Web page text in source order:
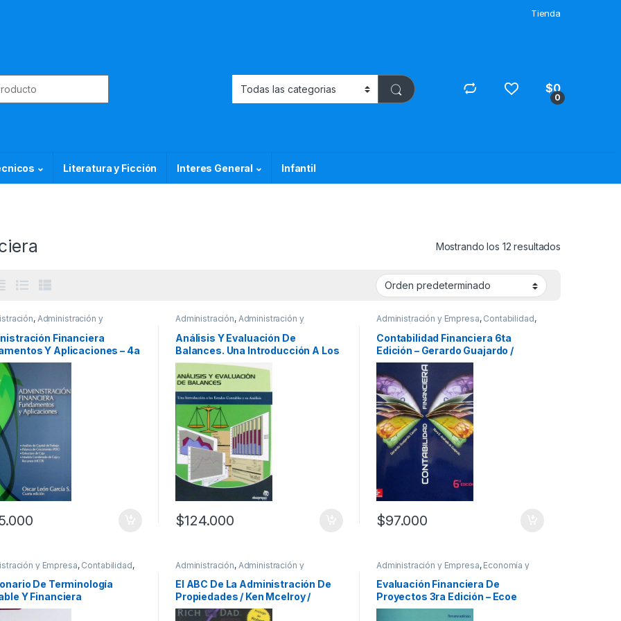
Tienda
0
$0
Literatura y Ficción Interes General Infantil
Mostrando los 12 resultados
, Administración y
Economía y Finanzas
y tecnicos
Financiera
Y Aplicaciones – 4a
/ Oscar León García
Administración, Administración y
Economía y
Finanzas,Profesionales y tecnicos
Análisis Y Evaluación De
Balances. Una Introducción A Los
Estados Contables Y Sus Análisis
$124.000
Administración y Empresa, Contabilidad,
Economía y Finanzas
tecnicos
Contabilidad Financiera 6ta
Edición – Gerardo Guajardo /
McGraw Hill
$97.000
y Empresa, Contabilidad,
,Interes General,Profesionales y
De Terminología
Y Financiera
– Ecoe
Administración, Administración y
Profesionales y tecnicos
El ABC De La Administración De
Propiedades / Ken Mcelroy /
Aguilar
Administración y Empresa, Economía y
Evaluación Financiera De
Proyectos 3ra Edición – Ecoe